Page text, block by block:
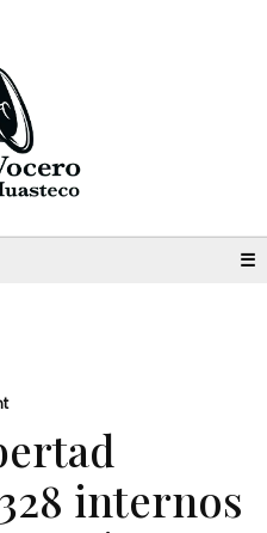
☰
internos